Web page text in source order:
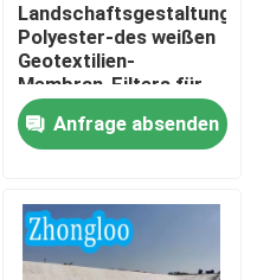
Landschaftsgestaltung
Polyester-des weißen
Geotextilien-
Membran-Filters für
Entwässerung
Anfrage absenden